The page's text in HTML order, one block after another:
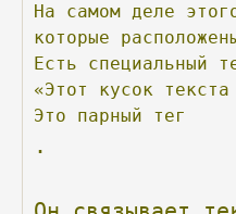
На самом деле
которые
Есть
специальный
«Этот
кусок текста
Это
парный тег
.